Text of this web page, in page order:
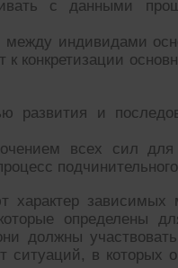
с данными
между индивидами
конкретизации
развития и
всех сил для
характер зависимых
определены
должны
ситуаций, в которых